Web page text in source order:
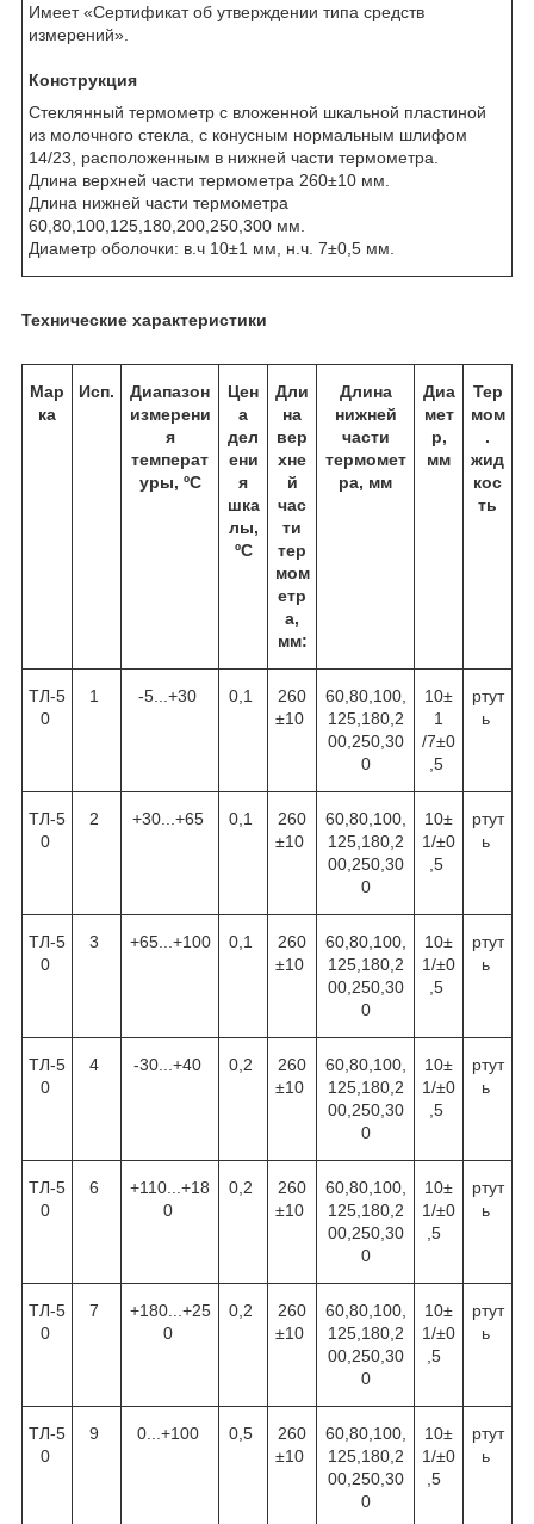
Имеет «Сертификат об утверждении типа средств
измерений».
Конструкция
Стеклянный термометр с вложенной шкальной пластиной
из молочного стекла, с конусным нормальным шлифом
14/23, расположенным в нижней части термометра.
Длина верхней части термометра 260±10 мм.
Длина нижней части термометра
60,80,100,125,180,200,250,300 мм.
Диаметр оболочки: в.ч 10±1 мм, н.ч. 7±0,5 мм.
Технические характеристики
Мар
ка
Исп.
Диапазон
измерени
я
температ
уры, ºC
Цен
а
дел
ени
я
шка
лы,
ºC
Дли
на
вер
хне
й
час
ти
тер
мом
етр
а,
мм:
Длина
нижней
части
термомет
ра, мм
Диа
мет
р,
мм
Тер
мом
.
жид
кос
ть
ТЛ-5
0
1 -5...+30 0,1
260
±10
60,80,100,
125,180,2
00,250,30
0
10±
1
/7±0
,5
ртут
ь
ТЛ-5
0
2 +30...+65 0,1
260
±10
60,80,100,
125,180,2
00,250,30
0
10±
1/±0
,5
ртут
ь
ТЛ-5
0
3 +65...+100 0,1
260
±10
60,80,100,
125,180,2
00,250,30
0
10±
1/±0
,5
ртут
ь
ТЛ-5
0
4 -30...+40 0,2
260
±10
60,80,100,
125,180,2
00,250,30
0
10±
1/±0
,5
ртут
ь
ТЛ-5
0
6
+110...+18
0
0,2
260
±10
60,80,100,
125,180,2
00,250,30
0
10±
1/±0
,5
ртут
ь
ТЛ-5
0
7
+180...+25
0
0,2
260
±10
60,80,100,
125,180,2
00,250,30
0
10±
1/±0
,5
ртут
ь
ТЛ-5
0
9 0...+100 0,5
260
±10
60,80,100,
125,180,2
00,250,30
0
10±
1/±0
,5
ртут
ь